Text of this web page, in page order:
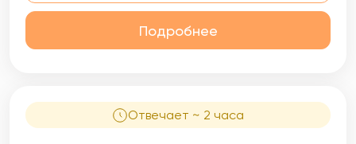
Подробнее
Отвечает ~ 2 часа